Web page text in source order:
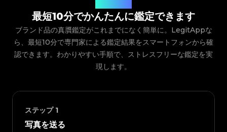
最短10分でかんたんに鑑定できます
ブランド品の真贋鑑定がこれまでになく簡単に。LegitAppな
ら、最短10分で専門家による鑑定結果をスマートフォンから確
認できます。わかりやすい手順で、ストレスフリーな鑑定を実
現します。
ステップ 1
写真を送る